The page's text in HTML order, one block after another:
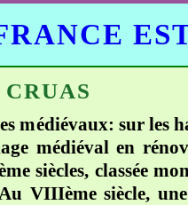
CRUAS
médiévaux: sur les
médiéval en
siècles, classée
VIIIème siècle,